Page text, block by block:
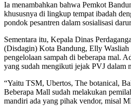
Ia menambahkan bahwa Pemkot
khususnya di lingkup tempat ibadah
pondok pesantren dalam sosialisasi
Sementara itu, Kepala Dinas
(Disdagin) Kota Bandung, Elly Wasliah
pengelolaan sampah di beberapa mal.
yang sudah mengikuti jejak PVJ dalam
“Yaitu TSM, Ubertos, The botanical,
Beberapa Mall sudah melakukan
mandiri ada yang pihak vendor, misal